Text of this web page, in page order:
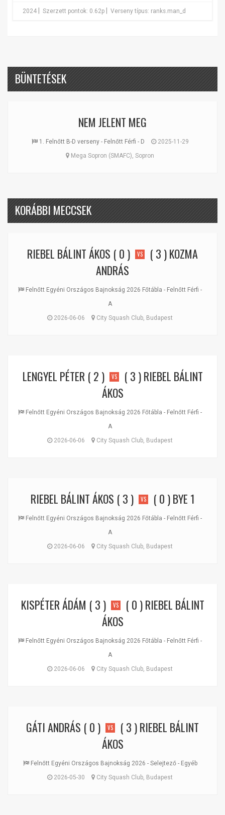
2024 Szerzett pontok: 0.62p Verseny típus: ranks.man_d
BÜNTETÉSEK
NEM JELENT MEG
1. Felnőtt B-D verseny - Felnőtt Férfi - D
2025-11-29
Mega Sopron (SMAFC), Sopron
KORÁBBI MECCSEK
RIEBEL BÁLINT ÁKOS ( 0 ) VS ( 3 )KOZMA
ANDRÁS
Felnőtt Egyéni Országos Bajnokság 2026 Főtábla - Felnőtt Férfi -
A
2026-06-06
City Squash Club, Budapest
LENGYEL PÉTER ( 2 ) VS ( 3 )RIEBEL BÁLINT
ÁKOS
Felnőtt Egyéni Országos Bajnokság 2026 Főtábla - Felnőtt Férfi -
A
2026-06-06
City Squash Club, Budapest
RIEBEL BÁLINT ÁKOS ( 3 ) VS ( 0 )BYE 1
Felnőtt Egyéni Országos Bajnokság 2026 Főtábla - Felnőtt Férfi -
A
2026-06-06
City Squash Club, Budapest
KISPÉTER ÁDÁM ( 3 ) VS ( 0 )RIEBEL BÁLINT
ÁKOS
Felnőtt Egyéni Országos Bajnokság 2026 Főtábla - Felnőtt Férfi -
A
2026-06-06
City Squash Club, Budapest
GÁTI ANDRÁS ( 0 ) VS ( 3 )RIEBEL BÁLINT
ÁKOS
Felnőtt Egyéni Országos Bajnokság 2026 - Selejtező - Egyéb
2026-05-30
City Squash Club, Budapest